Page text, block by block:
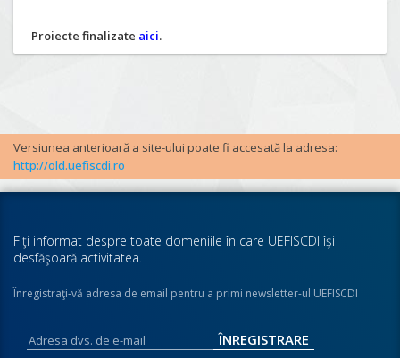
Proiecte finalizate aici.
Versiunea anterioară a site-ului poate fi accesată la adresa:
http://old.uefiscdi.ro
Fiţi informat despre toate domeniile în care UEFISCDI îşi
desfăşoară activitatea.
Înregistraţi-vă adresa de email pentru a primi newsletter-ul UEFISCDI